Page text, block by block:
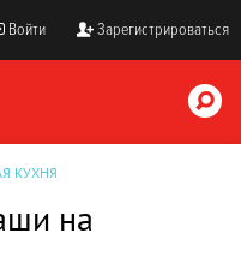
Войти Зарегистрироваться
КУХНЯ
на